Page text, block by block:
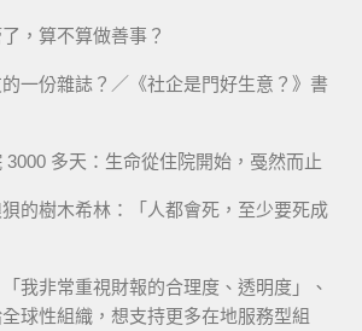
，算不算做善事？
的一份雜誌？／《社企是門好生意？》書
3000 多天：生命從住院開始，戞然而止
的樹木希林：「人都會死，至少要死成
「我非常重視財報的合理度、透明度」、
全球性組織，想支持更多在地服務型組